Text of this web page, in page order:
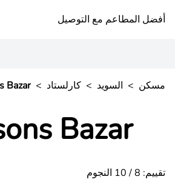
أفضل المطاعم مع التوصيل
مسكن > السويد > كارلستاد >
Bazar
Bazar
تقييم: 8 / 10 النجوم